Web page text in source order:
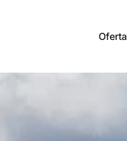
Oferta